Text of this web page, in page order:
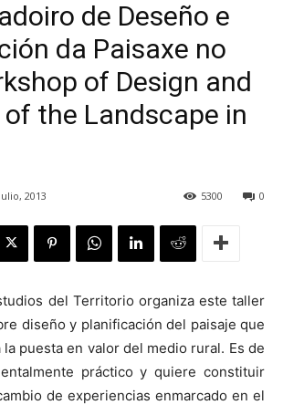
de Deseño e
da Paisaxe no
of Design and
the Landscape in
2013 0
5300
del Territorio organiza este taller
diseño y planificación del paisaje que
puesta en valor del medio rural. Es de
práctico y quiere constituir
de experiencias enmarcado en el